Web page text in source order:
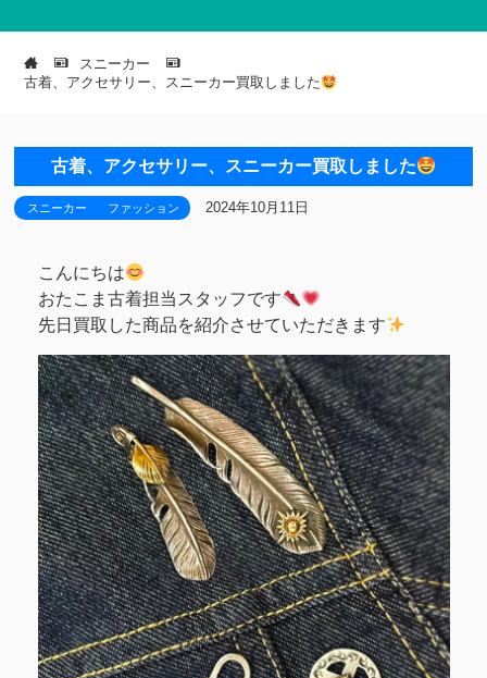
スニーカー
古着、アクセサリー、スニーカー買取しました
古着、アクセサリー、スニーカー買取しました
スニーカー ファッション 2024年10月11日
こんにちは
おたこま古着担当スタッフです
先日買取した商品を紹介させていただきます